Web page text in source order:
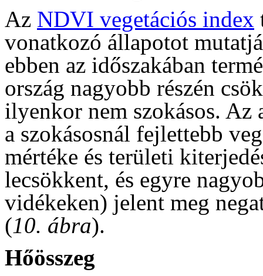
Az NDVI vegetációs index
vonatkozó állapotot
ebben az időszakában
ország nagyobb részén
ilyenkor nem szokásos. Az
a szokásosnál fejlettebb
mértéke és területi
lecsökkent, és egyre
vidékeken) jelent meg
(10. ábra).
Hőösszeg